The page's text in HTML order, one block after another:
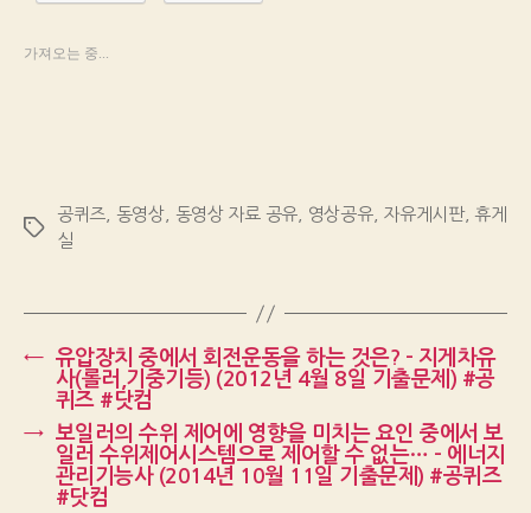
가져오는 중...
Tags
공퀴즈 동영상 동영상 자료 공유 영상공유, 자유게시판, 휴게
실
← 유압장치 중에서 회전운동을 하는 것은? – 지게차유
사(롤러,기중기등) (2012년 4월 8일 기출문제) #공
퀴즈 #닷컴
→ 보일러의 수위 제어에 영향을 미치는 요인 중에서 보
일러 수위제어시스템으로 제어할 수 없는… – 에너지
관리기능사 (2014년 10월 11일 기출문제) #공퀴즈
#닷컴